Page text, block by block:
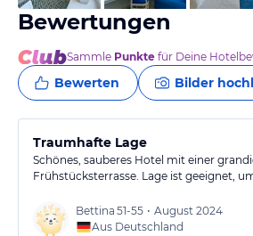
Bewertungen
Sammle Punkte für Deine
Bewerten Bilder
Traumhafte Lage
Schönes, sauberes Hotel mit einer
Frühstücksterrasse. Lage ist geeignet,
Bettina 51-55 • August 2024
Aus Deutschland